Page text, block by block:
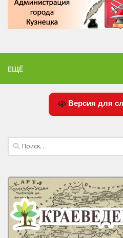
ЕЩЁ
Версия для
Найти: